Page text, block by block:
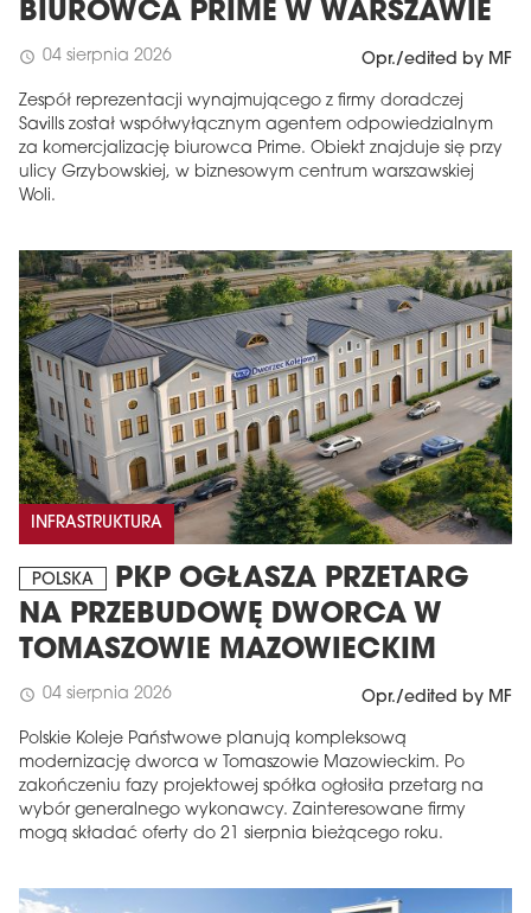
BIUROWCA PRIME W WARSZAWIE
schedule 04 sierpnia 2026 Opr./edited by MF
Zespół reprezentacji wynajmującego z firmy doradczej
Savills został współwyłącznym agentem odpowiedzialnym
za komercjalizację biurowca Prime. Obiekt znajduje się przy
ulicy Grzybowskiej, w biznesowym centrum warszawskiej
Woli.
INFRASTRUKTURA
POLSKA
PKP OGŁASZA PRZETARG
NA PRZEBUDOWĘ DWORCA W
TOMASZOWIE MAZOWIECKIM
schedule 04 sierpnia 2026 Opr./edited by MF
Polskie Koleje Państwowe planują kompleksową
modernizację dworca w Tomaszowie Mazowieckim. Po
zakończeniu fazy projektowej spółka ogłosiła przetarg na
wybór generalnego wykonawcy. Zainteresowane firmy
mogą składać oferty do 21 sierpnia bieżącego roku.